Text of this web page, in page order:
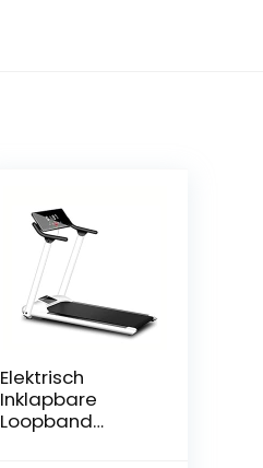
Elektrisch
Inklapbare
Loopband